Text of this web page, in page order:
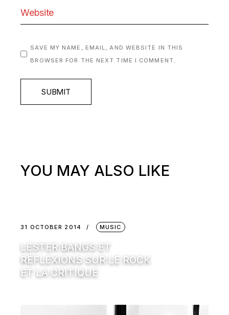
SAVE MY NAME, EMAIL, AND WEBSITE IN THIS
BROWSER FOR THE NEXT TIME I COMMENT.
SUBMIT
YOU MAY ALSO LIKE
31 OCTOBER 2014 MUSIC
LESTER BANGS ET
RÉFLEXIONS SUR LE ROCK
ET LA CRITIQUE